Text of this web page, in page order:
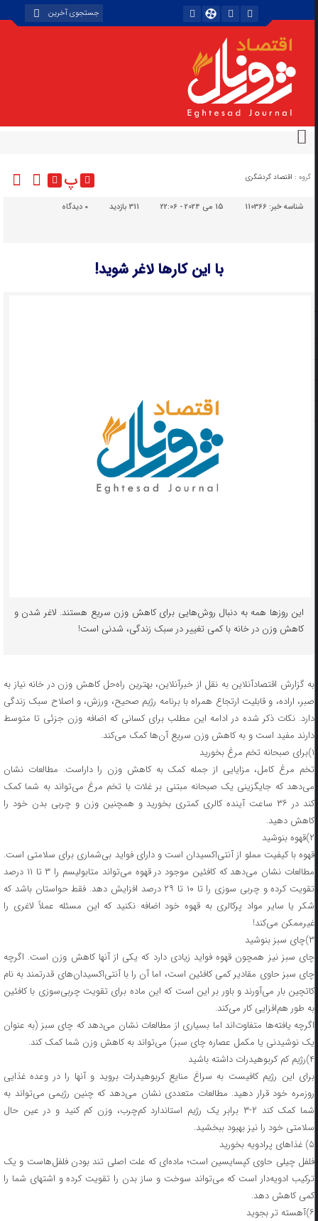
گروه : اقتصاد گردشگری پ
شناسه خبر:110366 15 می 2024 - 22:06 311 بازدید دیدگاه
با این کارها لاغر شوید!
این روزها همه به دنبال روش‌هایی برای کاهش وزن سریع هستند. لاغر شدن و
کاهش وزن در خانه با کمی تغییر در سبک زندگی، شدنی است!
به گزارش اقتصادآنلاین به نقل از خبرآنلاین، بهترین راه‌حل کاهش وزن در خانه نیاز به
صبر، اراده، و قابلیت ارتجاع همراه با برنامه رژیم صحیح، ورزش، و اصلاح سبک زندگی
دارد. نکات ذکر شده در ادامه این مطلب برای کسانی که اضافه وزن جزئی تا متوسط
دارند مفید است و به کاهش وزن سریع آن‌ها کمک می‌کند.
تخم مرغ کامل، مزایایی از جمله کمک به کاهش وزن را داراست. مطالعات نشان
می‌دهد که جایگزینی یک صبحانه مبتنی بر غلات با تخم مرغ می‌تواند به شما کمک
کند در ۳۶ ساعت آینده کالری کمتری بخورید و همچنین وزن و چربی بدن خود را
کاهش دهید.
۲)قهوه بنوشید
قهوه با کیفیت مملو از آنتی‌اکسیدان است و دارای فواید بی‌شماری برای سلامتی است.
مطالعات نشان می‌دهد که کافئین موجود در قهوه می‌تواند متابولیسم را ۳ تا ۱۱ درصد
تقویت کرده و چربی سوزی را تا ۱۰ تا ۲۹ درصد افزایش دهد. فقط حواستان باشد که
شکر یا سایر مواد پرکالری به قهوه خود اضافه نکنید که این مسئله عملاً لاغری را
غیرممکن می‌کند!
۳)چای سبز بنوشید
چای سبز نیز همچون قهوه فواید زیادی دارد که یکی از آنها کاهش وزن است. اگرچه
چای سبز حاوی مقادیر کمی کافئین است، اما آن را با آنتی‌اکسیدان‌های قدرتمند به نام
کاتچین بار می‌آورند و باور بر این است که این ماده برای تقویت چربی‌سوزی با کافئین
به طور هم‌افزایی کار می‌کند.
اگرچه یافته‌ها متفاوت‌اند اما بسیاری از مطالعات نشان می‌دهد که چای سبز (به عنوان
یک نوشیدنی یا مکمل عصاره چای سبز) می‌تواند به کاهش وزن شما کمک کند.
۴)رژیم کم کربوهیدرات داشته باشید
برای این رژیم کافیست به سراغ منایع کربوهیدرات بروید و آنها را در وعده غذایی
روزمره خود قرار دهید. مطالعات متعددی نشان می‌دهد که چنین رژیمی می‌تواند به
شما کمک کند ۲-۳ برابر یک رژیم استاندارد کم‌چرب، وزن کم کنید و در عین حال
سلامتی خود را نیز بهبود ببخشید.
۵) غذاهای پرادویه بخورید
فلفل‌ چیلی حاوی کپسایسین است؛ ماده‌ای که علت اصلی تند بودن فلفل‌هاست و یک
ترکیب ادویه‌دار است که می‌تواند سوخت و ساز بدن را تقویت کرده و اشتهای شما را
کمی کاهش دهد.
۶)آهسته تر بجوید